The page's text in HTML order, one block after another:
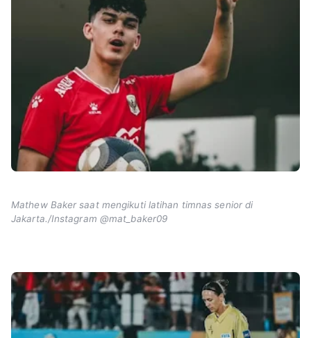
Mathew Baker saat mengikuti latihan timnas senior di
Jakarta./Instagram @mat_baker09